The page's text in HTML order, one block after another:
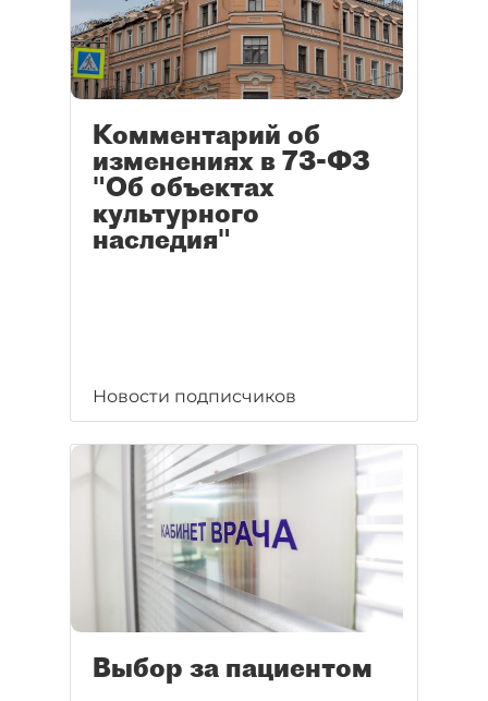
Комментарий об
изменениях в 73-ФЗ
"Об объектах
культурного
наследия"
Новости подписчиков
Выбор за пациентом